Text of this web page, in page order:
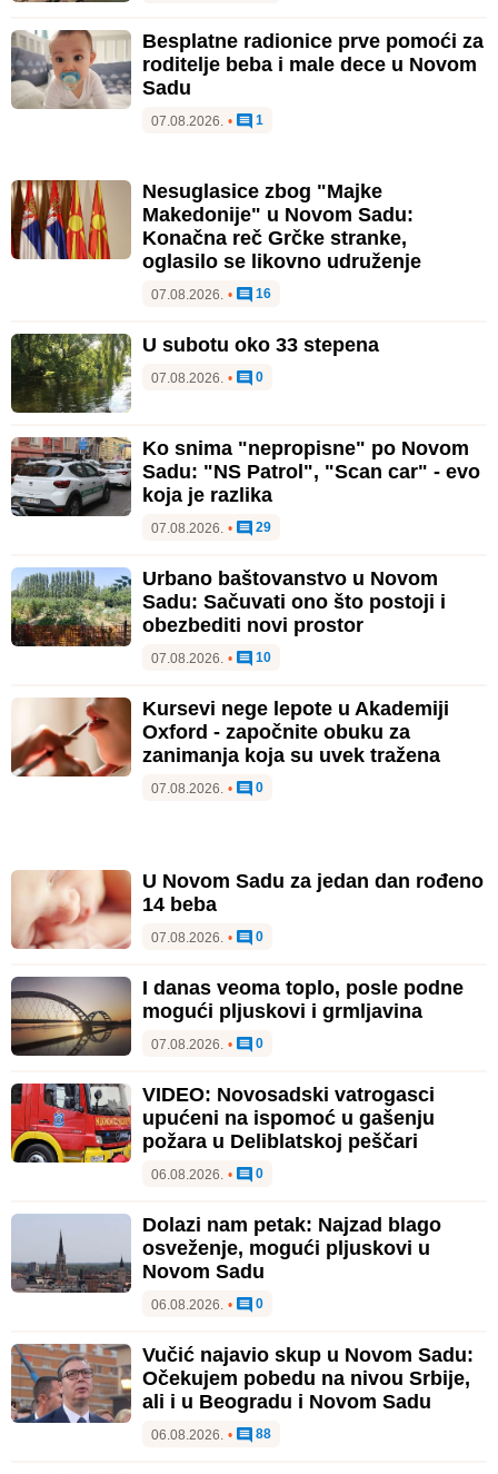
Besplatne radionice prve pomoći za
roditelje beba i male dece u Novom
Sadu
07.08.2026. • 1
Nesuglasice zbog "Majke
Makedonije" u Novom Sadu:
Konačna reč Grčke stranke,
oglasilo se likovno udruženje
07.08.2026. • 16
U subotu oko 33 stepena
07.08.2026. • 0
Ko snima "nepropisne" po Novom
Sadu: "NS Patrol", "Scan car" - evo
koja je razlika
07.08.2026. • 29
Urbano baštovanstvo u Novom
Sadu: Sačuvati ono što postoji i
obezbediti novi prostor
07.08.2026. • 10
Kursevi nege lepote u Akademiji
Oxford - započnite obuku za
zanimanja koja su uvek tražena
07.08.2026. • 0
U Novom Sadu za jedan dan rođeno
14 beba
07.08.2026. • 0
I danas veoma toplo, posle podne
mogući pljuskovi i grmljavina
07.08.2026. • 0
VIDEO: Novosadski vatrogasci
upućeni na ispomoć u gašenju
požara u Deliblatskoj peščari
06.08.2026. • 0
Dolazi nam petak: Najzad blago
osveženje, mogući pljuskovi u
Novom Sadu
06.08.2026. • 0
Vučić najavio skup u Novom Sadu:
Očekujem pobedu na nivou Srbije,
ali i u Beogradu i Novom Sadu
06.08.2026. • 88